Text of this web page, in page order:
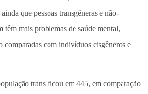
que pessoas transgêneras e não-
têm mais problemas de saúde mental,
comparadas com indivíduos cisgêneros e
trans ficou em 445, em comparação